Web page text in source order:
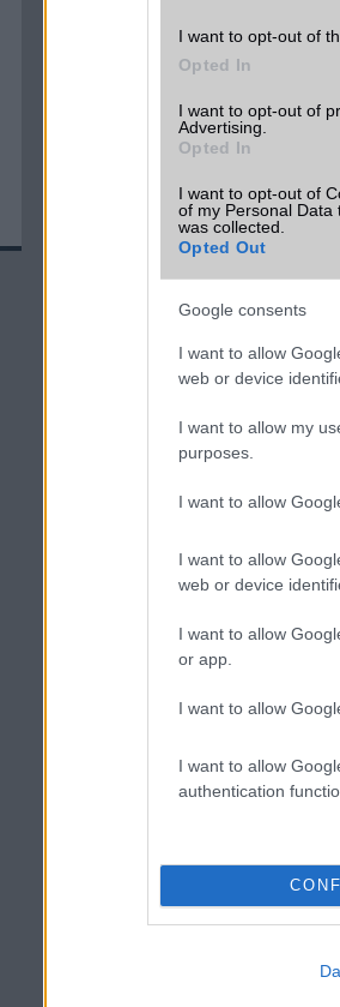
I want to opt-out of
Opted In
I want to opt-out of
Advertising.
Opted In
I want to opt-out of
of my Personal Data
was collected.
Opted Out
Google consents
I want to allow
web or device
I want to allow my
purposes.
I want to allow
I want to allow
web or device
I want to allow
or app.
I want to allow
I want to allow
authentication
A széles kijelzős telefonok
(2017)
érkezett. Ma szinte minden
például a 19.5:9 arány. Bár